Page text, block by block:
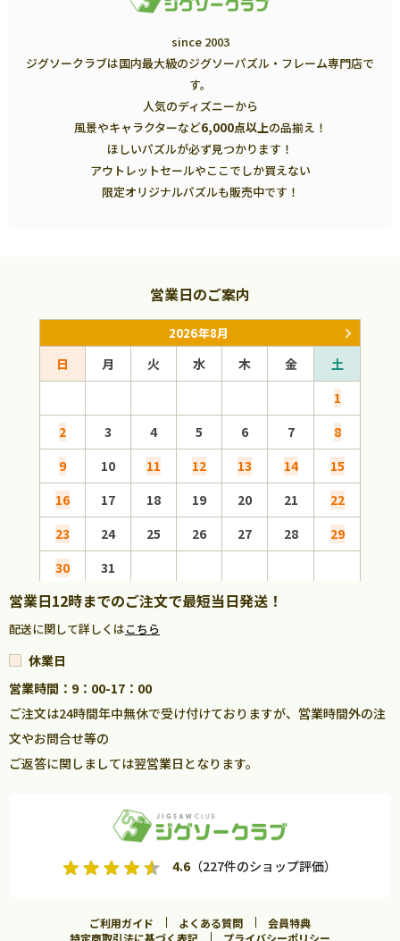
since 2003
ジグソークラブは国内最大級のジグソーパズル・フレーム専門店で
す。
人気のディズニーから
風景やキャラクターなど6,000点以上の品揃え！
ほしいパズルが必ず見つかります！
アウトレットセールやここでしか買えない
限定オリジナルパズルも販売中です！
営業日のご案内
2026年8月
日 月 火 水 木 金
土
1
2
3 4 5 6 7
8
9
10 11 12 13 14
15
16
17 18 19 20 21
22
23
24 25 26 27 28
29
30
31
営業日12時までのご注文で最短当日発送！
配送に関して詳しくはこちら
休業日
営業時間：9：00-17：00
ご注文は24時間年中無休で受け付けておりますが、営業時間外の注
文やお問合せ等の
ご返答に関しましては翌営業日となります。
4.6（227件のショップ評価）
ご利用ガイド よくある質問
会員特典
特定商取引法に基づく表記
プライバシーポリシー